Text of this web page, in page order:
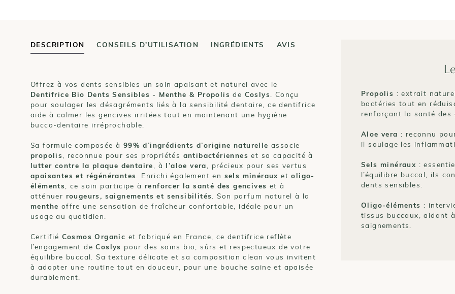
DESCRIPTION CONSEILS D'UTILISATION INGRÉDIENTS AVIS
Offrez à vos dents sensibles un soin apaisant et naturel avec le
Dentifrice Bio Dents Sensibles - Menthe & Propolis de Coslys. Conçu
pour soulager les désagréments liés à la sensibilité dentaire, ce dentifrice
aide à calmer les gencives irritées tout en maintenant une hygiène
bucco-dentaire irréprochable.
Sa formule composée à 99% d’ingrédients d’origine naturelle associe
propolis, reconnue pour ses propriétés antibactériennes et sa capacité à
lutter contre la plaque dentaire, à l’aloe vera, précieux pour ses vertus
apaisantes et régénérantes. Enrichi également en sels minéraux etoligo-
éléments, ce soin participe àrenforcer la santé des gencives et à
atténuer rougeurs, saignements et sensibilités. Son parfum naturel à la
menthe offre une sensation de fraîcheur confortable, idéale pour un
usage au quotidien.
Certifié Cosmos Organic et fabriqué en France, ce dentifrice reflète
l’engagement deCoslys pour des soins bio, sûrs et respectueux de votre
équilibre buccal. Sa texture délicate et sa composition clean vous invitent
à adopter une routine tout en douceur, pour une bouche saine et apaisée
durablement.
Propolis : extrait
bactéries tout en
renforçant la santé des
Aloe vera : reconnu
il soulage les
Sels minéraux :
l’équilibre buccal, ils
dents sensibles.
Oligo-éléments :
tissus buccaux, aidant
saignements.